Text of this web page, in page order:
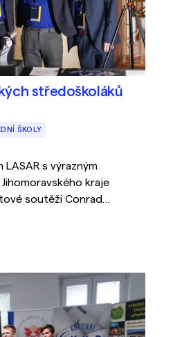
středoškoláků
ŠKOLY
s výrazným
kraje
soutěži Conrad